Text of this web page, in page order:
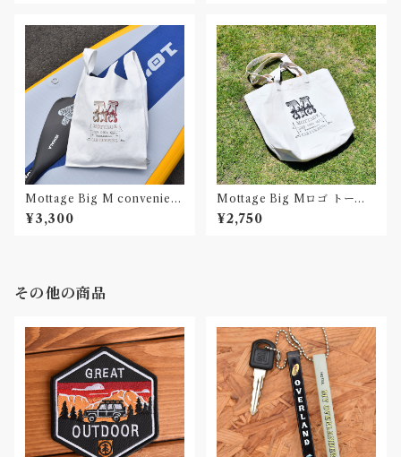
Mottage Big M convenien
ce bag タイベック
¥3,300
Mottage Big Mロゴ トート
バッグ プリント キャンバス
¥2,750
その他の商品